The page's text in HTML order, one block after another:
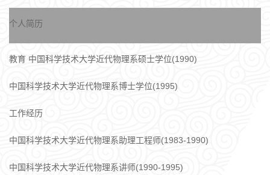
个人简历
教育 中国科学技术大学近代物理系硕士学位(1990)
中国科学技术大学近代物理系博士学位(1995)
工作经历
中国科学技术大学近代物理系助理工程师(1983-1990)
中国科学技术大学近代物理系讲师(1990-1995)